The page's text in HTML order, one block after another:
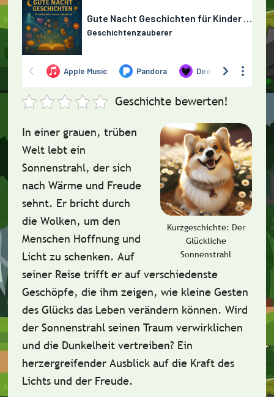
Geschichte bewerten!
Kurzgeschichte: Der
Glückliche
Sonnenstrahl
In einer grauen, trüben
Welt lebt ein
Sonnenstrahl, der sich
nach Wärme und Freude
sehnt. Er bricht durch
die Wolken, um den
Menschen Hoffnung und
Licht zu schenken. Auf
seiner Reise trifft er auf verschiedenste
Geschöpfe, die ihm zeigen, wie kleine Gesten
des Glücks das Leben verändern können. Wird
der Sonnenstrahl seinen Traum verwirklichen
und die Dunkelheit vertreiben? Ein
herzergreifender Ausblick auf die Kraft des
Lichts und der Freude.